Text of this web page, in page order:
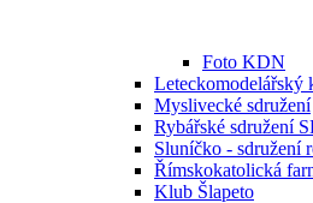
Foto KDN
Myslivecké sdružení
Rybářské sdružení
Sluníčko - sdružení
Římskokatolická
Klub Šlapeto